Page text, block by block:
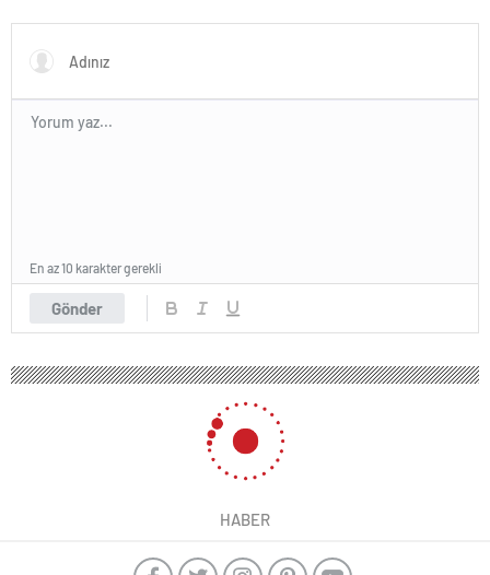
Gönder
En az 10 karakter gerekli
HABER